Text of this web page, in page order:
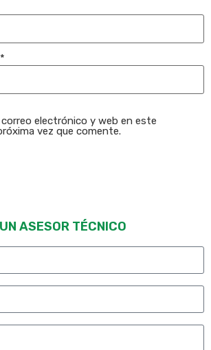
*
electrónico y web en este
vez que comente.
ASESOR TÉCNICO